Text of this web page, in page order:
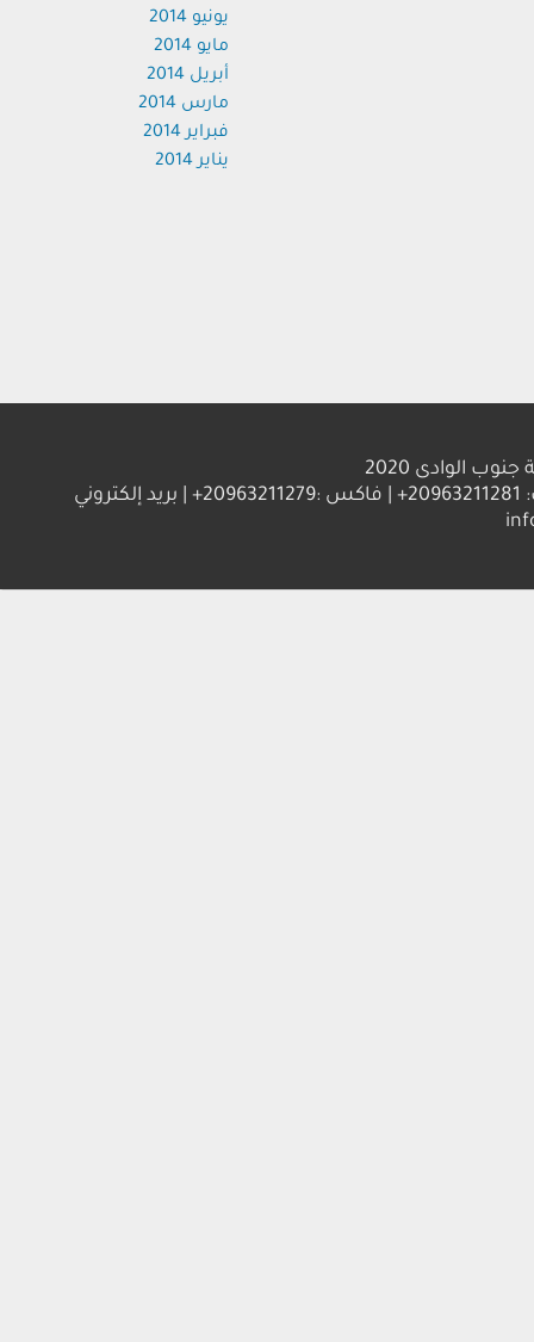
يونيو 2014
مايو 2014
أبريل 2014
مارس 2014
فبراير 2014
يناير 2014
2020
العنوان : جامعة جنوب الوادي 83523 قنا - جمهورية مصر العربية | ت: 20963211281+ | فاكس :20963211279+ | بريد إلكتروني